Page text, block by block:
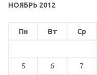
НОЯБРЬ 2012
Пн Вт Ср
5 6 7